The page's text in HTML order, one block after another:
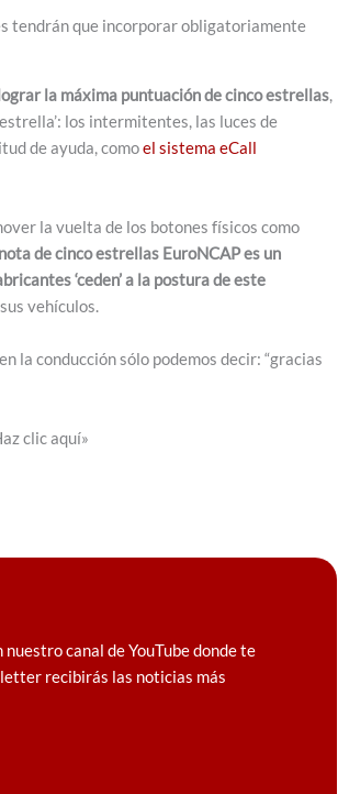
tendrán que incorporar obligatoriamente
la máxima puntuación de cincoestrellas
los intermitentes, las luces de
de ayuda, comoel sistema eCall
la vuelta de los botones físicos como
de cinco estrellas EuroNCAP es un
‘ceden’ a la postura de este
vehículos.
la conducción sólo podemos decir: “gracias
clic aquí»
canal de YouTube donde te
recibirás las noticias más